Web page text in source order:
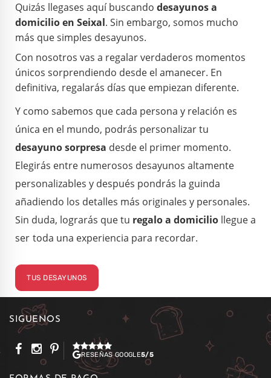
Quizás llegases aquí buscando desayunos a
domicilio en Seixal. Sin embargo, somos mucho
más que simples desayunos.
Con nosotros vas a regalar verdaderos momentos
únicos sorprendiendo desde el amanecer. En
definitiva, regalarás días que empiezan diferente.
Y como sabemos que cada persona y relación es
única en el mundo, podrás personalizar tu
desayuno sorpresa desde el primer momento.
Elegirás entre numerosos desayunos altamente
personalizables y después pondrás la guinda
añadiendo los detalles más originales y personales.
Sin duda, lograrás que tu regalo a domicilio llegue a
ser toda una experiencia para recordar.
TUS DESAYUNOS
SÍGUENOS
RESEÑAS GOOGLE5/5